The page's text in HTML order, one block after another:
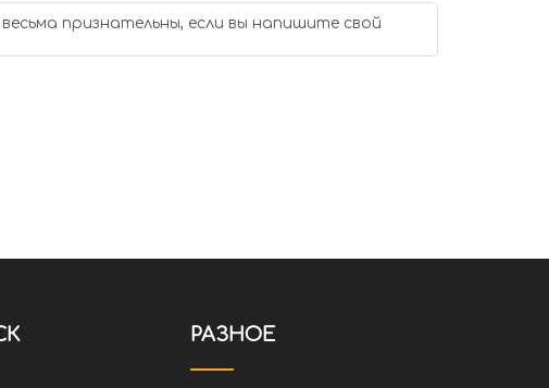
признательны, если вы напишите свой
РАЗНОЕ